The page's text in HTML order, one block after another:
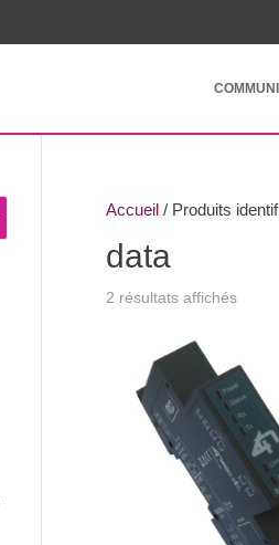
Accueil/ Produits
data
2 résultats affichés